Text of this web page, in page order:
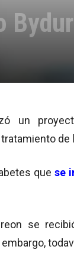
un
tratamiento de
que se
se